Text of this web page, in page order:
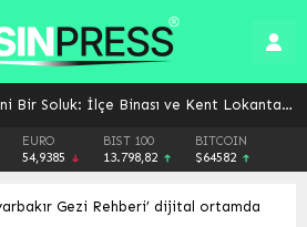
Pazar’da Yeni Bir Soluk: İlçe Binası ve Kent Lokantası Hizmete Açıldı
EURO
54,9385
BIST 100
13.798,82
BITCOIN
$64582
Gezi Rehberi’ dijital ortamda